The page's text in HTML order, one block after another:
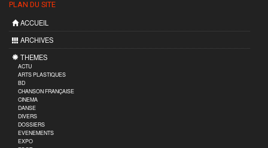
PLAN DU SITE
ACCUEIL
ARCHIVES
THEMES
ACTU
ARTS PLASTIQUES
BD
CHANSON FRANÇAISE
CINEMA
DANSE
DIVERS
DOSSIERS
EVENEMENTS
EXPO